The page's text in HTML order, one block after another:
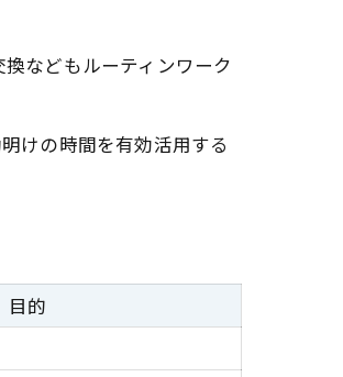
などもルーティンワーク
けの時間を有効活用する
目的